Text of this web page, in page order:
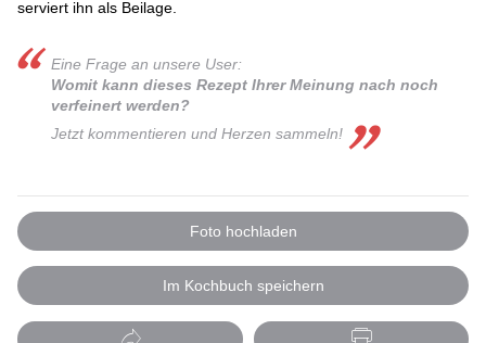
serviert ihn als Beilage.
Eine Frage an unsere User:
Womit kann dieses Rezept Ihrer Meinung nach noch
verfeinert werden?
Jetzt kommentieren und Herzen sammeln!
Foto hochladen
Im Kochbuch speichern